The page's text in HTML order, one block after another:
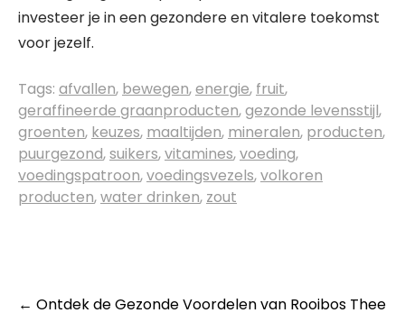
investeer je in een gezondere en vitalere toekomst
voor jezelf.
Tags: afvallen, bewegen,energie, fruit,
geraffineerde graanproducten,gezonde levensstijl,
groenten, keuzes, maaltijden, mineralen, producten,
puurgezond,suikers,vitamines,voeding,
voedingspatroon,voedingsvezels,volkoren
producten,water drinken, zout
← Ontdek de Gezonde Voordelen van Rooibos Thee